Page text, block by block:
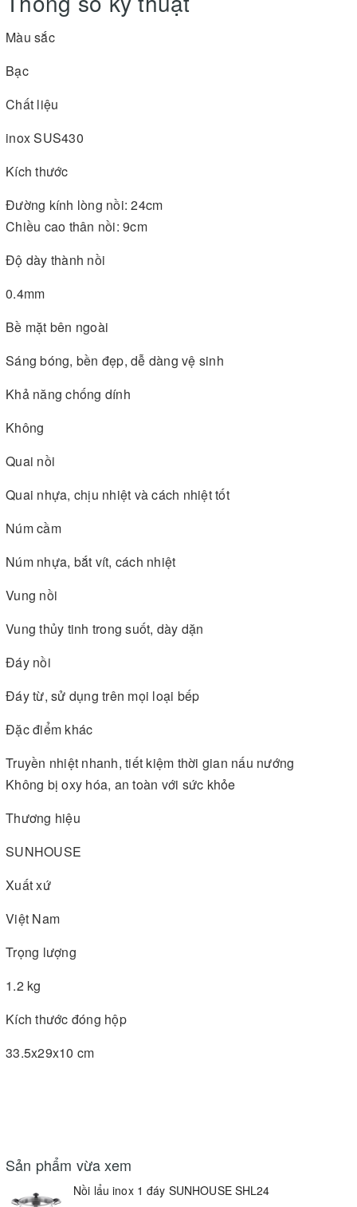
Màu sắc
Bạc
Chất liệu
inox SUS430
Kích thước
Đường kính lòng nồi: 24cm
Chiều cao thân nồi: 9cm
Độ dày thành nồi
0.4mm
Bề mặt bên ngoài
Sáng bóng, bền đẹp, dễ dàng vệ sinh
Khả năng chống dính
Không
Quai nồi
Quai nhựa, chịu nhiệt và cách nhiệt tốt
Núm cầm
Núm nhựa, bắt vít, cách nhiệt
Vung nồi
Vung thủy tinh trong suốt, dày dặn
Đáy nồi
Đáy từ, sử dụng trên mọi loại bếp
Đặc điểm khác
Truyền nhiệt nhanh, tiết kiệm thời gian nấu nướng
Không bị oxy hóa, an toàn với sức khỏe
Thương hiệu
SUNHOUSE
Xuất xứ
Việt Nam
Trọng lượng
1.2 kg
Kích thước đóng hộp
33.5x29x10 cm
Sản phẩm vừa xem
Nồi lẩu inox 1 đáy SUNHOUSE SHL24